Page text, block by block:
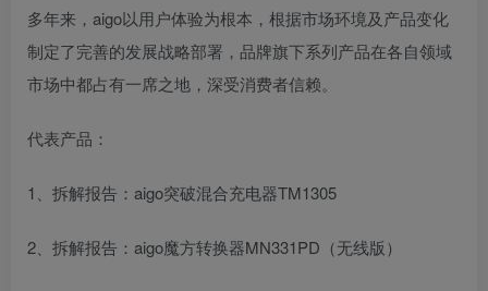
多年来，aigo以用户体验为根本，根据市场环境及产品变化
制定了完善的发展战略部署，品牌旗下系列产品在各自领域
市场中都占有一席之地，深受消费者信赖。
代表产品：
1、拆解报告：aigo突破混合充电器TM1305
2、拆解报告：aigo魔方转换器MN331PD（无线版）